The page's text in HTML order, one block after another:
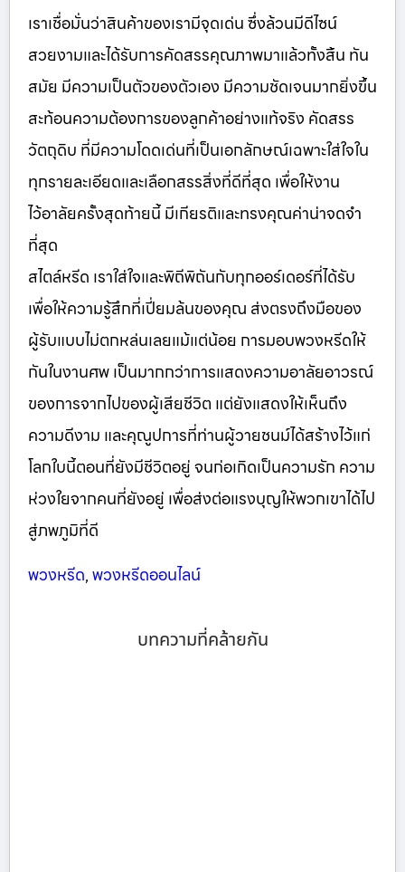
เราเชื่อมั่นว่าสินค้าของเรามีจุดเด่น ซึ่งล้วนมีดีไซน์
สวยงามและได้รับการคัดสรรคุณภาพมาแล้วทั้งสิ้น ทัน
สมัย มีความเป็นตัวของตัวเอง มีความชัดเจนมากยิ่งขึ้น
สะท้อนความต้องการของลูกค้าอย่างแท้จริง คัดสรร
วัตถุดิบ ที่มีความโดดเด่นที่เป็นเอกลักษณ์เฉพาะใส่ใจใน
ทุกรายละเอียดและเลือกสรรสิ่งที่ดีที่สุด เพื่อให้งาน
ไว้อาลัยครั้งสุดท้ายนี้ มีเกียรติและทรงคุณค่าน่าจดจำ
ที่สุด
สไตล์หรีด เราใส่ใจและพิถีพิถันกับทุกออร์เดอร์ที่ได้รับ
เพื่อให้ความรู้สึกที่เปี่ยมล้นของคุณ ส่งตรงถึงมือของ
ผู้รับแบบไม่ตกหล่นเลยแม้แต่น้อย การมอบพวงหรีดให้
กันในงานศพ เป็นมากกว่าการแสดงความอาลัยอาวรณ์
ของการจากไปของผู้เสียชีวิต แต่ยังแสดงให้เห็นถึง
ความดีงาม และคุณูปการที่ท่านผู้วายชนม์ได้สร้างไว้แก่
โลกใบนี้ตอนที่ยังมีชีวิตอยู่ จนก่อเกิดเป็นความรัก ความ
ห่วงใยจากคนที่ยังอยู่ เพื่อส่งต่อแรงบุญให้พวกเขาได้ไป
สู่ภพภูมิที่ดี
พวงหรีด,พวงหรีดออนไลน์
บทความที่คล้ายกัน